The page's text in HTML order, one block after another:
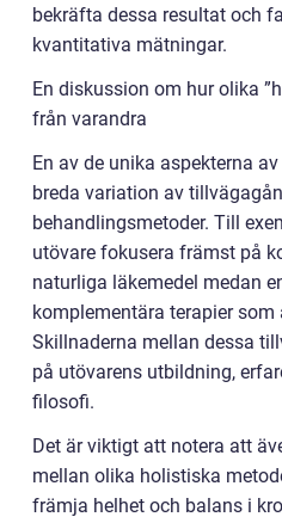
bekräfta dessa resultat och
kvantitativa mätningar.
En diskussion om hur olika
från varandra
En av de unika aspekterna
breda variation av
behandlingsmetoder. Till
utövare fokusera främst på
naturliga läkemedel medan
komplementära terapier
Skillnaderna mellan dessa
på utövarens utbildning,
filosofi.
Det är viktigt att notera att
mellan olika holistiska
främja helhet och balans i